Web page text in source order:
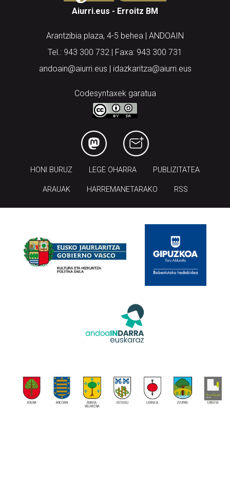
Aiurri.eus - Erroitz BM
Arantzibia plaza, 4-5 behea | ANDOAIN
Tel.: 943 300 732 | Faxa: 943 300 731
andoain@aiurri.eus | idazkaritza@aiurri.eus
Codesyntaxek garatua
HONI BURUZ LEGE OHARRA PUBLIZITATEA
ARAUAK HARREMANETARAKO RSS